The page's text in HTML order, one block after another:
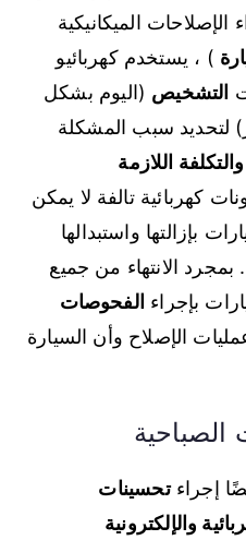
الإصلاحات الميكانيكية
) ، يستخدم كهربائيو
التشخيص (اليوم بشكل
لتحديد سبب المشكلة
اللازمة
كهربائية تالفة لا يمكن
بإزالتها واستبدالها
الانتهاء من جميع
بإجراء الفحوصات
الإصلاح وأن السيارة
الصباحية
إجراءتحسينات
والإلكترونية